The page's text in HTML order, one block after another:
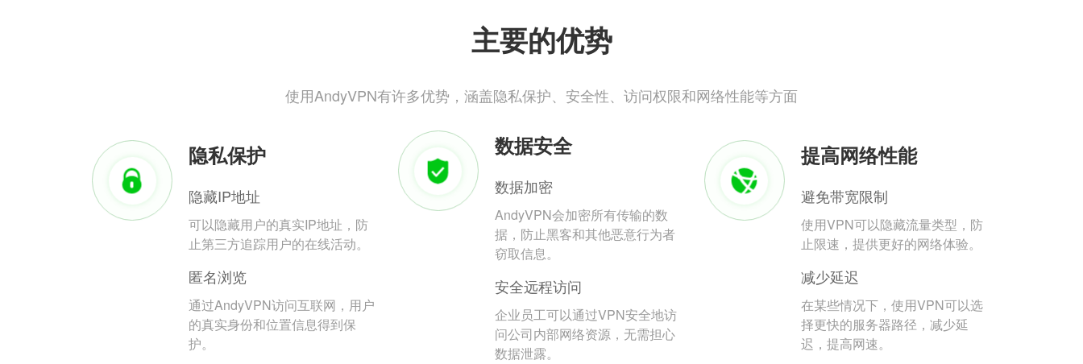
主要的优势
使用AndyVPN有许多优势，涵盖隐私保护、安全性、访问权限和网络性能等方面
隐私保护
隐藏IP地址
可以隐藏用户的真实IP地址，防
止第三方追踪用户的在线活动。
匿名浏览
通过AndyVPN访问互联网，用户
的真实身份和位置信息得到保
护。
数据安全
数据加密
AndyVPN会加密所有传输的数
据，防止黑客和其他恶意行为者
窃取信息。
安全远程访问
企业员工可以通过VPN安全地访
问公司内部网络资源，无需担心
数据泄露。
提高网络性能
避免带宽限制
使用VPN可以隐藏流量类型，防
止限速，提供更好的网络体验。
减少延迟
在某些情况下，使用VPN可以选
择更快的服务器路径，减少延
迟，提高网速。